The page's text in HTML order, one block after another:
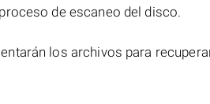
de escaneo del disco.
los archivos para